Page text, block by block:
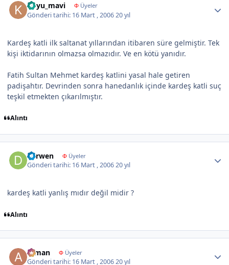
koyu_mavi ΦÜyeler
Gönderi tarihi: 16 Mart , 200620 yıl
Kardeş katli ilk saltanat yıllarından itibaren süre gelmiştir. Tek
kişi iktidarının olmazsa olmazıdır. Ve en kötü yanıdır.
Fatih Sultan Mehmet kardeş katlini yasal hale getiren
padişahtır. Devrinden sonra hanedanlık içinde kardeş katli suç
teşkil etmekten çıkarılmıştır.
Alıntı
darwen ΦÜyeler
Gönderi tarihi: 16 Mart , 200620 yıl
kardeş katli yanlış mıdır değil midir ?
Alıntı
arman ΦÜyeler
Gönderi tarihi: 16 Mart , 200620 yıl